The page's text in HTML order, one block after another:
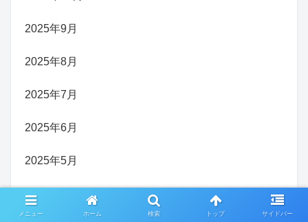
2025年9月
2025年8月
2025年7月
2025年6月
2025年5月
2025年4月
メニュー ホーム 検索 トップ サイドバー